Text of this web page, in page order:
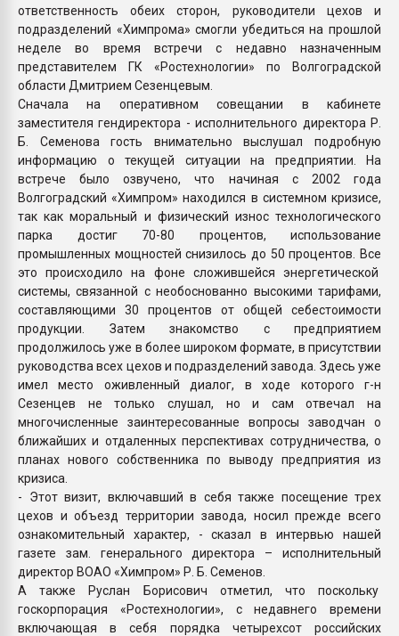
ответственность обеих сторон, руководители цехов и
подразделений «Химпрома» смогли убедиться на прошлой
неделе во время встречи с недавно назначенным
представителем ГК «Ростехнологии» по Волгоградской
области Дмитрием Сезенцевым.
Сначала на оперативном совещании в кабинете
заместителя гендиректора - исполнительного директора Р.
Б. Семенова гость внимательно выслушал подробную
информацию о текущей ситуации на предприятии. На
встрече было озвучено, что начиная с 2002 года
Волгоградский «Химпром» находился в системном кризисе,
так как моральный и физический износ технологического
парка достиг 70-80 процентов, использование
промышленных мощностей снизилось до 50 процентов. Все
это происходило на фоне сложившейся энергетической
системы, связанной с необоснованно высокими тарифами,
составляющими 30 процентов от общей себестоимости
продукции. Затем знакомство с предприятием
продолжилось уже в более широком формате, в присутствии
руководства всех цехов и подразделений завода. Здесь уже
имел место оживленный диалог, в ходе которого г-н
Сезенцев не только слушал, но и сам отвечал на
многочисленные заинтересованные вопросы заводчан о
ближайших и отдаленных перспективах сотрудничества, о
планах нового собственника по выводу предприятия из
кризиса.
- Этот визит, включавший в себя также посещение трех
цехов и объезд территории завода, носил прежде всего
ознакомительный характер, - сказал в интервью нашей
газете зам. генерального директора – исполнительный
директор ВОАО «Химпром» Р. Б. Семенов.
А также Руслан Борисович отметил, что поскольку
госкорпорация «Ростехнологии», с недавнего времени
включающая в себя порядка четырехсот российских